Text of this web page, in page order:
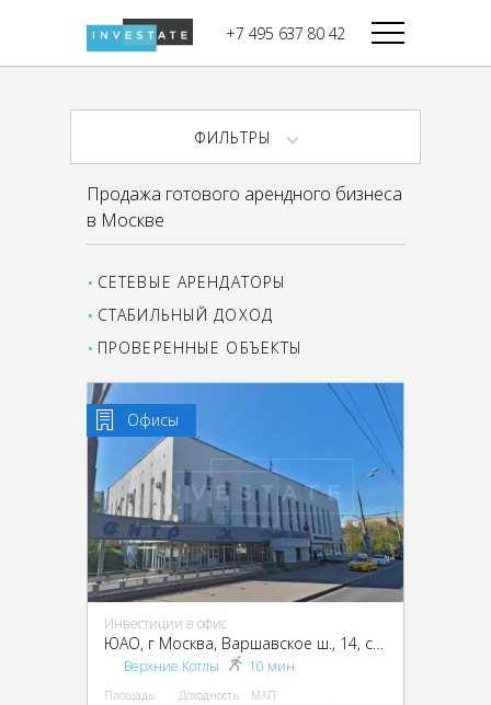
+7 495 637 80 42
Дикси
В башне
Запад
Башня Федерация-I
Восток
Город Столиц,
Южный блок
ФИЛЬТРЫ
Продажа готового арендного бизнеса
в Москве
СЕТЕВЫЕ АРЕНДАТОРЫ
СТАБИЛЬНЫЙ ДОХОД
ПРОВЕРЕННЫЕ ОБЪЕКТЫ
Офисы
Инвестиции в офис
ЮАО, г Москва, Варшавское ш., 14, стр. 1
Верхние Котлы 10 мин
Площадь Доходность МАП